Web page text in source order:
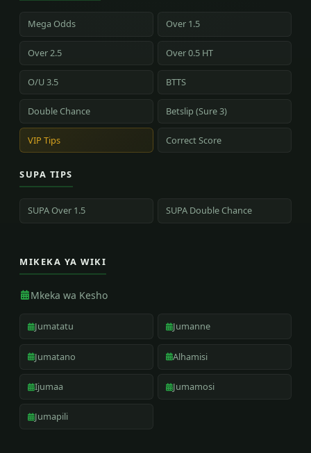
Mega Odds Over 1.5
Over 2.5 Over 0.5 HT
O/U 3.5 BTTS
Double Chance Betslip (Sure 3)
VIP Tips Correct Score
SUPA TIPS
SUPA Over 1.5 SUPA Double Chance
MIKEKA YA WIKI
Mkeka wa Kesho
Jumatatu Jumanne
Jumatano Alhamisi
Ijumaa Jumamosi
Jumapili